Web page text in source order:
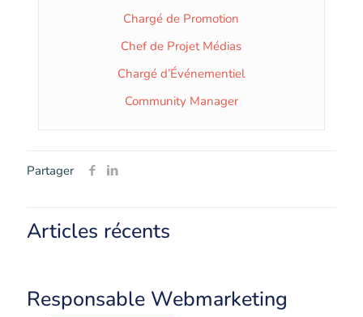
Chargé de Promotion
Chef de Projet Médias
Chargé d’Événementiel
Community Manager
Partager
Articles récents
Responsable Webmarketing